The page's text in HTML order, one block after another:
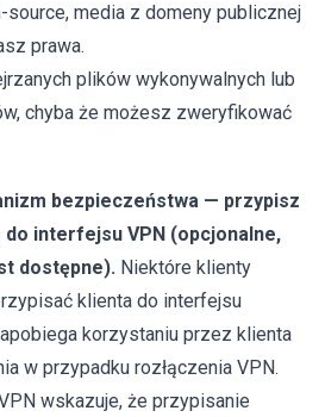
source, media z domeny publicznej
prawa.
plików wykonywalnych lub
chyba że możesz zweryfikować
bezpieczeństwa — przypisz
interfejsu VPN (opcjonalne,
dostępne). Niektóre klienty
klienta do interfejsu
korzystaniu przez klienta
w przypadku rozłączenia VPN.
wskazuje, że przypisanie